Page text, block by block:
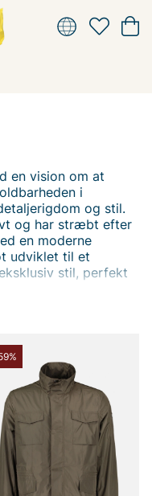
en vision om at
i
og stil.
og har stræbt efter
en moderne
udviklet til et
stil, perfekt
at gå på
bygger på at
og modetøj, der